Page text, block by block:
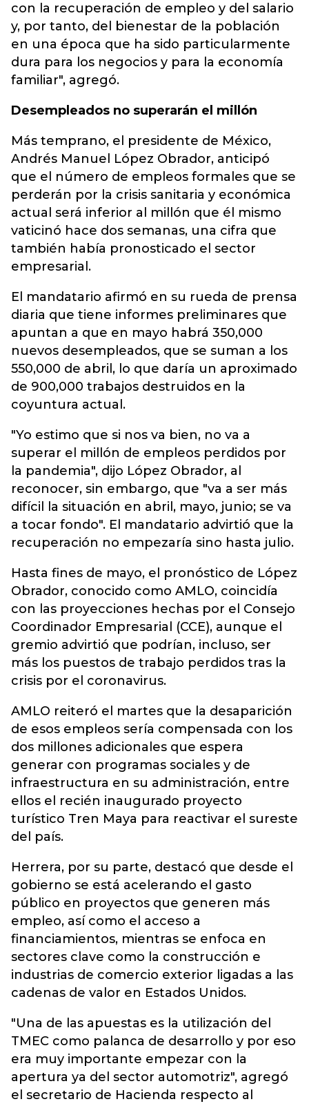
con la recuperación de empleo y del salario
y, por tanto, del bienestar de la población
en una época que ha sido particularmente
dura para los negocios y para la economía
familiar", agregó.
Desempleados no superarán el millón
Más temprano, el presidente de México,
Andrés Manuel López Obrador, anticipó
que el número de empleos formales que se
perderán por la crisis sanitaria y económica
actual será inferior al millón que él mismo
vaticinó hace dos semanas, una cifra que
también había pronosticado el sector
empresarial.
El mandatario afirmó en su rueda de prensa
diaria que tiene informes preliminares que
apuntan a que en mayo habrá 350,000
nuevos desempleados, que se suman a los
550,000 de abril, lo que daría un aproximado
de 900,000 trabajos destruidos en la
coyuntura actual.
"Yo estimo que si nos va bien, no va a
superar el millón de empleos perdidos por
la pandemia", dijo López Obrador, al
reconocer, sin embargo, que "va a ser más
difícil la situación en abril, mayo, junio; se va
a tocar fondo". El mandatario advirtió que la
recuperación no empezaría sino hasta julio.
Hasta fines de mayo, el pronóstico de López
Obrador, conocido como AMLO, coincidía
con las proyecciones hechas por el Consejo
Coordinador Empresarial (CCE), aunque el
gremio advirtió que podrían, incluso, ser
más los puestos de trabajo perdidos tras la
crisis por el coronavirus.
AMLO reiteró el martes que la desaparición
de esos empleos sería compensada con los
dos millones adicionales que espera
generar con programas sociales y de
infraestructura en su administración, entre
ellos el recién inaugurado proyecto
turístico Tren Maya para reactivar el sureste
del país.
Herrera, por su parte, destacó que desde el
gobierno se está acelerando el gasto
público en proyectos que generen más
empleo, así como el acceso a
financiamientos, mientras se enfoca en
sectores clave como la construcción e
industrias de comercio exterior ligadas a las
cadenas de valor en Estados Unidos.
"Una de las apuestas es la utilización del
TMEC como palanca de desarrollo y por eso
era muy importante empezar con la
apertura ya del sector automotriz", agregó
el secretario de Hacienda respecto al